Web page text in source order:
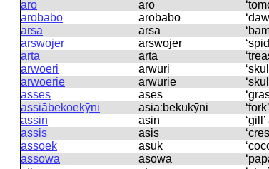
aro
aro
arobabo
arobabo
arsa
arsa
arswojer
arswojer
arta
arta
arwoeri
arwuri
arwoerie
arwurie
asses
ases
assiābekoekȳni
asiaːbekukȳni ‘fork’
assin
asin ‘gill’
assis
asis
assoek
asuk
assowa
asowa